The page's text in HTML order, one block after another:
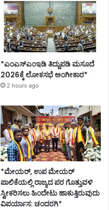
*ಎಂಎಸ್‌ಎಂಇಡಿ ತಿದ್ದುಪಡಿ ಮಸೂದೆ
2026ಕ್ಕೆ ಲೋಕಸಭೆ ಅಂಗೀಕಾರ*
2 hours ago
*ಮೇಯರ್, ಉಪ ಮೇಯರ್
ಪಾಲಿಕೆಯಲ್ಲಿ ರಾಜ್ಯದ ಪರ ಗೊತ್ತುವಳಿ
ಸ್ವೀಕರಿಸಲು ಹಿಂದೇಟು ಹಾಕುತ್ತಿರುವುದು
ವಿಪರ್ಯಾಸ: ಚಂದರಗಿ*